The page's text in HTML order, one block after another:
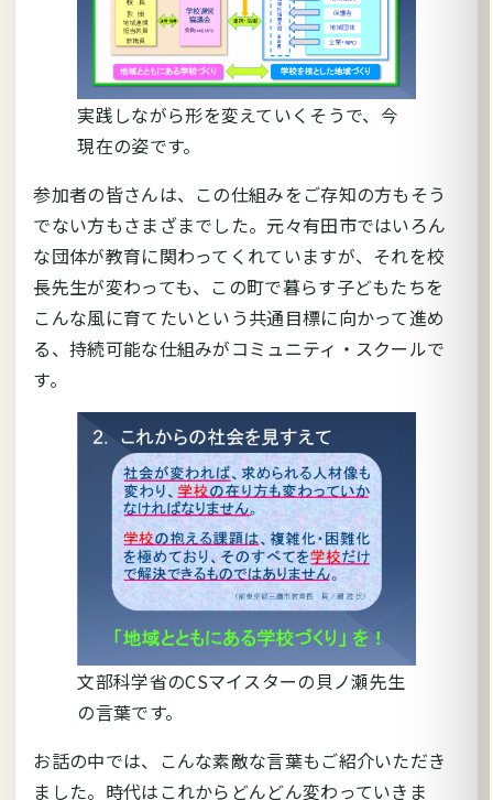
実践しながら形を変えていくそうで、今
現在の姿です。
参加者の皆さんは、この仕組みをご存知の方もそう
でない方もさまざまでした。元々有田市ではいろん
な団体が教育に関わってくれていますが、それを校
長先生が変わっても、この町で暮らす子どもたちを
こんな風に育てたいという共通目標に向かって進め
る、持続可能な仕組みがコミュニティ・スクールで
す。
文部科学省のCSマイスターの貝ノ瀬先生
の言葉です。
お話の中では、こんな素敵な言葉もご紹介いただき
ました。時代はこれからどんどん変わっていきま